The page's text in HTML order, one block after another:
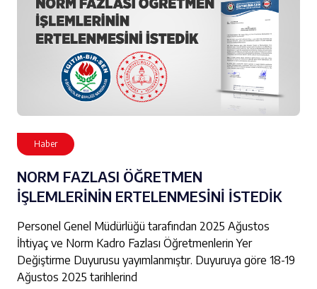
Haber
NORM FAZLASI ÖĞRETMEN
İŞLEMLERİNİN ERTELENMESİNİ İSTEDİK
Personel Genel Müdürlüğü tarafından 2025 Ağustos
İhtiyaç ve Norm Kadro Fazlası Öğretmenlerin Yer
Değiştirme Duyurusu yayımlanmıştır. Duyuruya göre 18-19
Ağustos 2025 tarihlerind